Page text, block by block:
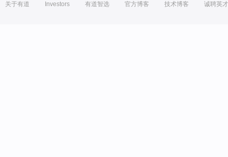
关于有道 Investors 有道智选 官方博客 技术博客 诚聘英才